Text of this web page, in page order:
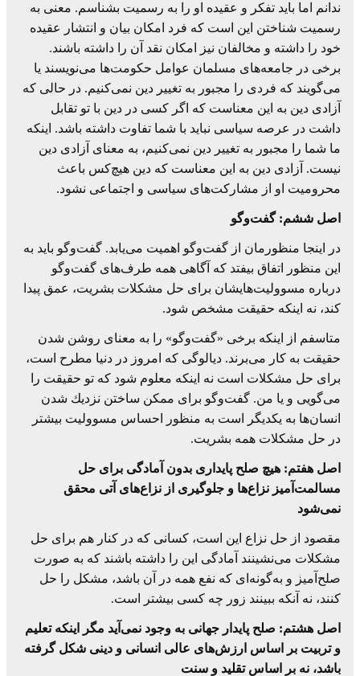
ندانم اما باید تفكر و عقیده او را به رسمیت بشناسم. معنی به
رسمیت شناختن این است كه فرد امكان بیان و انتشار عقیده
خود را داشته و مخالفان نیز امكان نقد آن را داشته باشند.
برخی در جامعه‌های مسلمان عوامل حكومت‌ها می‌نویسند یا
می‌گویند كه فردی را مجبور به تغییر دین نمی‌كنیم. در حالی كه
آزادی دین به این معناست كه اگر كسی در دین با تو تقابل
داشت در عرصه سیاسی نباید با شما تفاوت داشته باشد. اینكه
ما شما را مجبور به تغییر دین نمی‌كنیم، به معنای آزادی دین
نیست. آزادی دین به این معناست كه دین هیچ‌كس باعث
محرومیت او از مشاركت‌های سیاسی و اجتماعی نشود.
اصل ششم: گفت‌وگو
در اینجا منظورمان از گفت‌وگو اهمیت می‌یابد. گفت‌وگو باید به
این منظور اتفاق بیفتد كه آگاهی همه طرف‌های گفت‌‌وگو
درباره مسوولیت‌هایشان برای حل مشكلات بشریت، عمق پیدا
كند، نه اینكه حقیقت مشخص شود.
متاسفم از اینكه برخی «گفت‌وگو» را به معنای روشن شدن
حقیقت به كار می‌برند. دیالوگی كه امروز در دنیا مطرح است،
برای حل مشكلات است نه اینكه معلوم شود كه تو حقیقت را
می‌گویی و یا من. گفت‌وگو برای ممكن ساختن نزدیك شدن
انسان‌ها به یكدیگر است به منظور احساس مسوولیت بیشتر
در حل مشكلات همه بشریت.
اصل هفتم: هیچ صلح پایداری بدون آمادگی برای حل
مسالمت‌آمیز نزاع‌ها و جلوگیری از نزاع‌های آتی محقق
نمی‌شود
مقصود از حل نزاع این است، كسانی كه در كنار هم برای حل
مشكلات می‌نشینند آمادگی این را داشته باشند كه به صورت
صلح‌آمیز و به‌گونه‌ای كه نفع همه در آن باشد، مشكل را حل
كنند، نه آنكه ببینند زور چه كسی بیشتر است.
اصل هشتم: صلح پایدار جهانی به وجود نمی‌آید مگر اینكه تعلیم
و تربیت بر اساس ارزش‌های عالی انسانی و دینی شكل گرفته
باشد، نه بر اساس تقلید و سنت